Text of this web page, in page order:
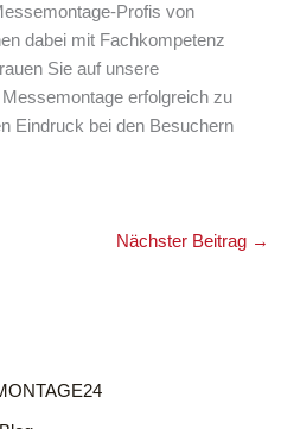
Profis von
dabei mit Fachkompetenz
Sie auf unsere
erfolgreich zu
Eindruck bei den Besuchern
Nächster Beitrag →